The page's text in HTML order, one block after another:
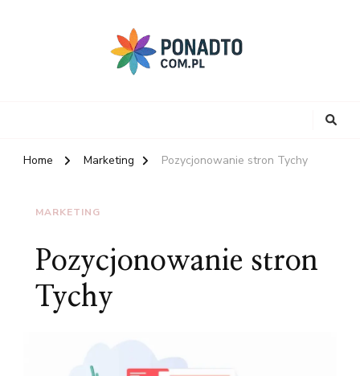
Home Marketing Pozycjonowanie stron Tychy
MARKETING
Pozycjonowanie stron
Tychy